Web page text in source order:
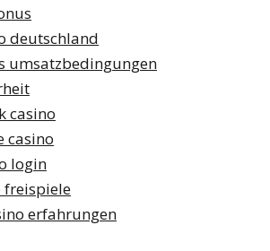
deutschland
umsatzbedingungen
casino
casino
login
freispiele
erfahrungen